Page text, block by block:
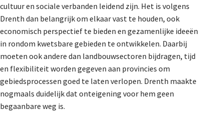
cultuur en sociale verbanden leidend zijn. Het is volgens
Drenth dan belangrijk om elkaar vast te houden, ook
economisch perspectief te bieden en gezamenlijke ideeën
in rondom kwetsbare gebieden te ontwikkelen. Daarbij
moeten ook andere dan landbouwsectoren bijdragen, tijd
en flexibiliteit worden gegeven aan provincies om
gebiedsprocessen goed te laten verlopen. Drenth maakte
nogmaals duidelijk dat onteigening voor hem geen
begaanbare weg is.